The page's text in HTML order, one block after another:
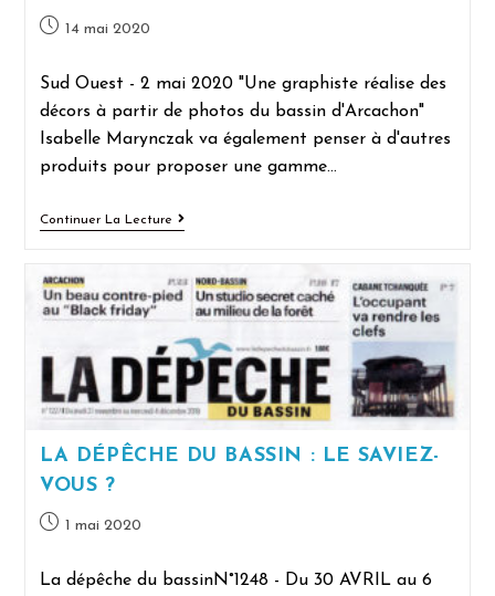
14 mai 2020
Sud Ouest - 2 mai 2020 "Une graphiste réalise des
décors à partir de photos du bassin d'Arcachon"
Isabelle Marynczak va également penser à d'autres
produits pour proposer une gamme…
Continuer La Lecture
LA DÉPÊCHE DU BASSIN : LE SAVIEZ-
VOUS ?
1 mai 2020
La dépêche du bassinN°1248 - Du 30 AVRIL au 6